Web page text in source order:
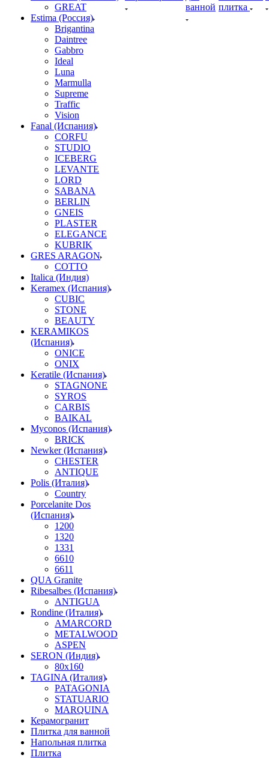
GREAT
Estima (Россия)
Brigantina
Daintree
Gabbro
Ideal
Luna
Marmulla
Supreme
Traffic
Vision
Fanal (Испания)
CORFU
STUDIO
ICEBERG
LEVANTE
LORD
SABANA
BERLIN
GNEIS
PLASTER
ELEGANCE
KUBRIK
GRES ARAGON
COTTO
Italica (Индия)
Keramex (Испания)
CUBIC
STONE
BEAUTY
KERAMIKOS
(Испания)
ONICE
ONIX
Keratile (Испания)
STAGNONE
SYROS
CARBIS
BAIKAL
Myconos (Испания)
BRICK
Newker (Испания)
CHESTER
ANTIQUE
Polis (Италия)
Country
Porcelanite Dos
(Испания)
1200
1320
1331
6610
6611
QUA Granite
Ribesalbes (Испания)
ANTIGUA
Rondine (Италия)
AMARCORD
METALWOOD
ASPEN
SERON (Индия)
80x160
TAGINA (Италия)
PATAGONIA
STATUARIO
MARQUINA
Керамогранит
Плитка для ванной
Напольная плитка
Плитка
ванной плитка